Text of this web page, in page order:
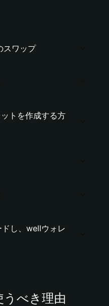
スワップ
トを作成する方
し、wellウォレ
べき理由